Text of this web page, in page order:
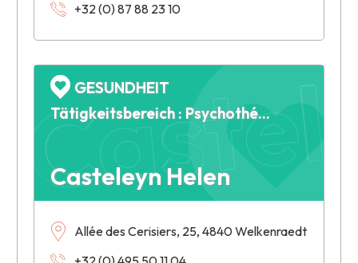
+32 (0) 87 88 23 10
Casteleyn Helen
GESUNDHEIT
Tätigkeitsbereich : Psychothérapie - Hypnose - E.M.D.R.
Allée des Cerisiers, 25, 4840 Welkenraedt